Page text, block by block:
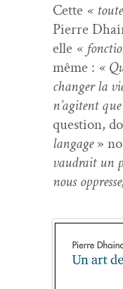
Cette «
Pierre
elle «
même : «
chang­er la
n’agitent
ques­tion,
lan­gage»
vaudrait un
nous